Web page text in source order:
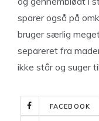
sparer også på
bruger særlig
separeret fra
ikke står og suger
FACEBOOK